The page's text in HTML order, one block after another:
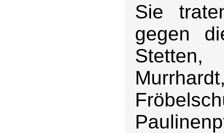
Sie
gegen